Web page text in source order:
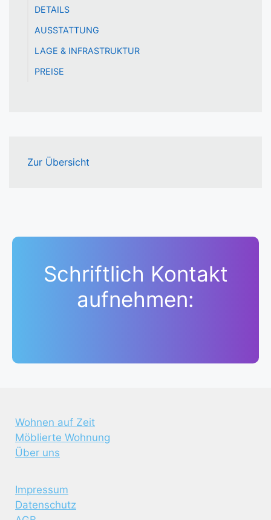
DETAILS
AUSSTATTUNG
LAGE & INFRASTRUKTUR
PREISE
Zur Übersicht
Schriftlich Kontakt
aufnehmen:
Wohnen auf Zeit
Möblierte Wohnung
Über uns
Impressum
Datenschutz